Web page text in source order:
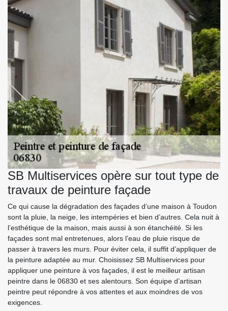
SB Multiservices opère sur tout type de
travaux de peinture façade
Ce qui cause la dégradation des façades d’une maison à Toudon
sont la pluie, la neige, les intempéries et bien d’autres. Cela nuit à
l’esthétique de la maison, mais aussi à son étanchéité. Si les
façades sont mal entretenues, alors l’eau de pluie risque de
passer à travers les murs. Pour éviter cela, il suffit d’appliquer de
la peinture adaptée au mur. Choisissez SB Multiservices pour
appliquer une peinture à vos façades, il est le meilleur artisan
peintre dans le 06830 et ses alentours. Son équipe d’artisan
peintre peut répondre à vos attentes et aux moindres de vos
exigences.